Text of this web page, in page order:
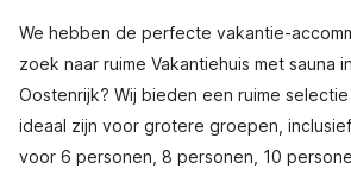
We hebben de perfecte vakantie-
zoek naar ruime Vakantiehuis met sauna
Oostenrijk? Wij bieden een ruime
ideaal zijn voor grotere groepen,
voor 6 personen, 8 personen, 10